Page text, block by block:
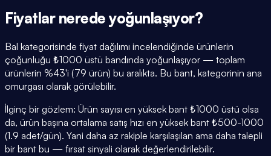
Fiyatlar nerede yoğunlaşıyor?
Bal kategorisinde fiyat dağılımı incelendiğinde ürünlerin
çoğunluğu ₺1000 üstü bandında yoğunlaşıyor — toplam
ürünlerin %43'i (79 ürün) bu aralıkta. Bu bant, kategorinin ana
omurgası olarak görülebilir.
İlginç bir gözlem: Ürün sayısı en yüksek bant ₺1000 üstü olsa
da, ürün başına ortalama satış hızı en yüksek bant ₺500-1000
(1.9 adet/gün). Yani daha az rakiple karşılaşılan ama daha talepli
bir bant bu — fırsat sinyali olarak değerlendirilebilir.